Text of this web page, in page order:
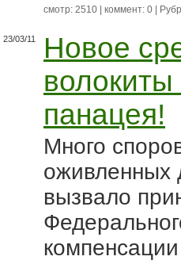
смотр: 2510 | коммент: 0 |
23/03/11
Новое
панацея!
Много
оживленных
вызвало